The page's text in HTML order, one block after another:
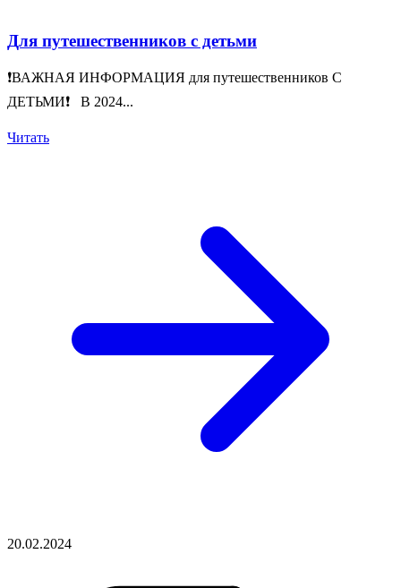
Для путешественников с детьми
❗️ВАЖНАЯ ИНФОРМАЦИЯ для путешественников С
ДЕТЬМИ❗️ В 2024...
Читать
20.02.2024